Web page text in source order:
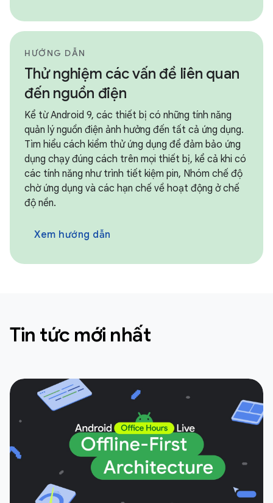
HƯỚNG DẪN
Thử nghiệm các vấn đề liên quan
đến nguồn điện
Kể từ Android 9, các thiết bị có những tính năng
quản lý nguồn điện ảnh hưởng đến tất cả ứng dụng.
Tìm hiểu cách kiểm thử ứng dụng để đảm bảo ứng
dụng chạy đúng cách trên mọi thiết bị, kể cả khi có
các tính năng như trình tiết kiệm pin, Nhóm chế độ
chờ ứng dụng và các hạn chế về hoạt động ở chế
độ nền.
Xem hướng dẫn
Tin tức mới nhất